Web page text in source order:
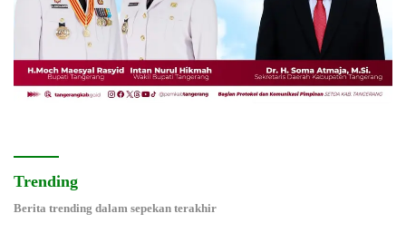
Trending
Berita trending dalam sepekan terakhir